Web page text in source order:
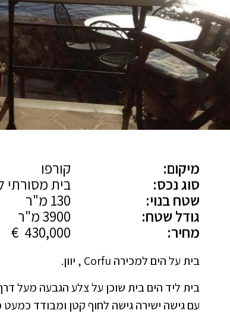
מיקום:
קורפו
סוג נכס:
בית מסורתי
שטח בנוי:
גודל שטח:
מחיר:
בית על הים למכירה Corfu , יוון.
בית ליד הים בית שוכן על צלע הגבעה מעל
עם גישה ישירה גישה לחוף קטן ומבודד כמעט